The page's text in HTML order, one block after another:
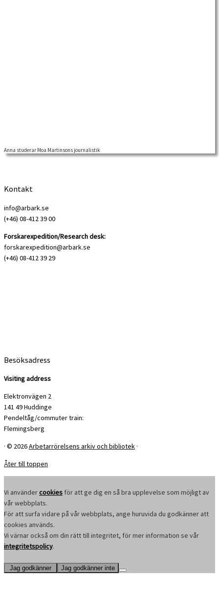
Anna Hoyles, lärare för vuxna med förståndshandikapp samt doktorand vid
Anna studerar Moa Martinsons journalistik
Kontakt
info@arbark.se
(+46) 08-412 39 00
Forskarexpedition/Research desk:
forskarexpedition@arbark.se
(+46) 08-412 39 29
Besöksadress
Visiting address
Elektronvägen 2
141 49 Huddinge
Pendeltåg/commuter train:
Flemingsberg
· © 2026Arbetarrörelsens arkiv och bibliotek ·
Åter till toppen
Vi användercookies för att ge dig en så bra upplevelse som möjligt av
vår webbplats.
För att surfa vidare på vår webbplats, ange huruvida du godkänner att
cookies används.
Vi värnar också om din rätt till integritet, för mer information se vår
integritetspolicy.
Jag godkänner Jag godkänner inte